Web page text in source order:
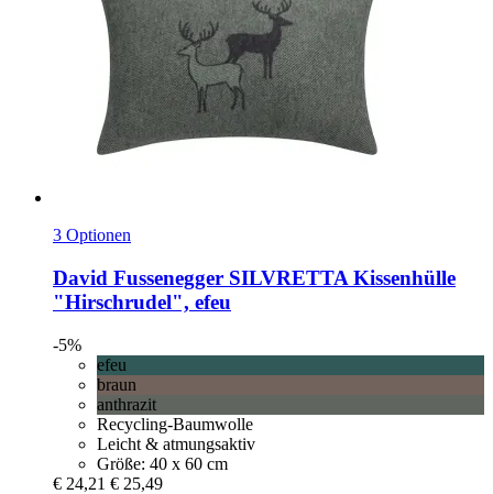
3 Optionen
David Fussenegger SILVRETTA Kissenhülle
"Hirschrudel", efeu
-5%
efeu
braun
anthrazit
Recycling-Baumwolle
Leicht & atmungsaktiv
Größe: 40 x 60 cm
€ 24,21 € 25,49